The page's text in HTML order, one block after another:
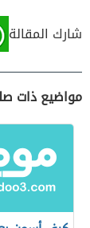
شارك المقالة
مواضيع ذات